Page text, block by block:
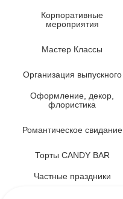
Корпоративные
мероприятия
Мастер Классы
Организация выпускного
Оформление, декор,
флористика
Романтическое свидание
Торты CANDY BAR
Частные праздники